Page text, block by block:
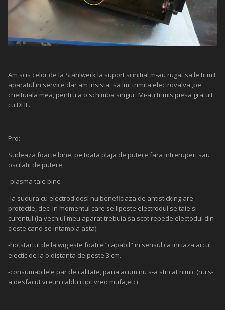
Am scis celor de la Stahlwerk la suport si initial m-au rugat sa le trimit
aparatul in service dar am insistat sa imi trimita electrovalva ,pe
cheltuiala mea, pentru a o schimba singur. Mi-au trimis piesa gratuit
cu DHL.
Pro:
Sudeaza foarte bine, pe toata plaja de putere fara intreruperi sau
oscilatii de putere,
-plasma taie bine
-la sudura cu electrod desi nu beneficiaza de antisticking are
protectie, deci in momentul care se lipeste electrodul se taie si
curentul (la vechiul meu aparat trebuia sa scot repede electodul din
cleste cand se intampla asta)
-hotstartul de la wig este foatre "capabil" in sensul ca initiaza arcul
electic de la o distanta de peste 3 cm.
-consumabilele par de calitate, pana acum nu s-a stricat nimic (nu s-
a desfacut vreun cablu,rupt vreo mufa,etc)